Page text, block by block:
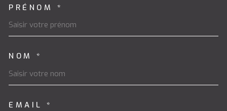
PRÉNOM *
NOM *
EMAIL *